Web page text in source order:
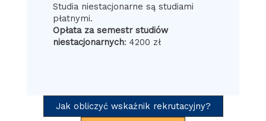
Studia niestacjonarne są studiami
płatnymi.
Opłata za semestr studiów
niestacjonarnych: 4200 zł
Jak obliczyć wskaźnik rekrutacyjny?